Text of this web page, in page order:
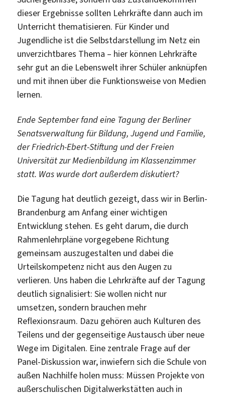
dieser Ergebnisse sollten Lehrkräfte dann auch im
Unterricht thematisieren. Für Kinder und
Jugendliche ist die Selbstdarstellung im Netz ein
unverzichtbares Thema – hier können Lehrkräfte
sehr gut an die Lebenswelt ihrer Schüler anknüpfen
und mit ihnen über die Funktionsweise von Medien
lernen.
Ende September fand eine Tagung der Berliner
Senatsverwaltung für Bildung, Jugend und Familie,
der Friedrich-Ebert-Stiftung und der Freien
Universität zur Medienbildung im Klassenzimmer
statt. Was wurde dort außerdem diskutiert?
Die Tagung hat deutlich gezeigt, dass wir in Berlin-
Brandenburg am Anfang einer wichtigen
Entwicklung stehen. Es geht darum, die durch
Rahmenlehrpläne vorgegebene Richtung
gemeinsam auszugestalten und dabei die
Urteilskompetenz nicht aus den Augen zu
verlieren. Uns haben die Lehrkräfte auf der Tagung
deutlich signalisiert: Sie wollen nicht nur
umsetzen, sondern brauchen mehr
Reflexionsraum. Dazu gehören auch Kulturen des
Teilens und der gegenseitige Austausch über neue
Wege im Digitalen. Eine zentrale Frage auf der
Panel-Diskussion war, inwiefern sich die Schule von
außen Nachhilfe holen muss: Müssen Projekte von
außerschulischen Digitalwerkstätten auch in